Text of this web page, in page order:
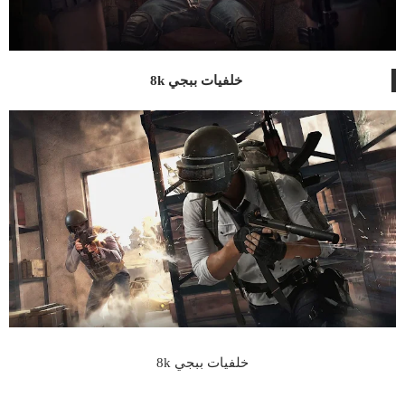
خلفيات ببجي 8k
خلفيات ببجي 8k